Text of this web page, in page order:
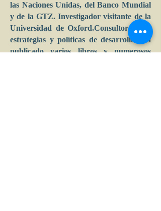
las Naciones Unidas, del Banco Mundial
y de la GTZ. Investigador visitante de la
Universidad de Oxford.Consultor sobre
estrategias y políticas de desarrollo. Ha
publicado varios libros y numerosos